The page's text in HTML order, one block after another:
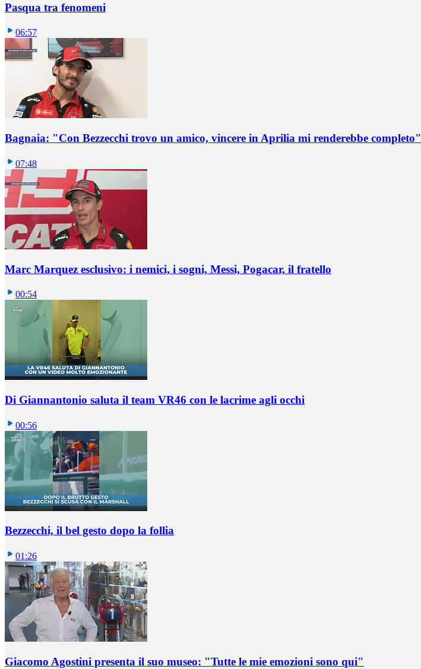
Pasqua tra fenomeni
06:57
Bagnaia: "Con Bezzecchi trovo un amico, vincere in Aprilia mi renderebbe completo"
07:48
Marc Marquez esclusivo: i nemici, i sogni, Messi, Pogacar, il fratello
00:54
Di Giannantonio saluta il team VR46 con le lacrime agli occhi
00:56
Bezzecchi, il bel gesto dopo la follia
01:26
Giacomo Agostini presenta il suo museo: "Tutte le mie emozioni sono qui"